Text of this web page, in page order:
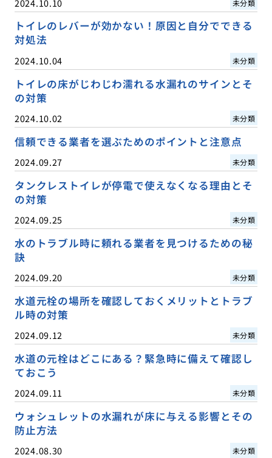
未分類
トイレのレバーが効かない！原因と自分でできる
対処法
2024.10.04 未分類
トイレの床がじわじわ濡れる水漏れのサインとそ
の対策
2024.10.02 未分類
信頼できる業者を選ぶためのポイントと注意点
2024.09.27 未分類
タンクレストイレが停電で使えなくなる理由とそ
の対策
2024.09.25 未分類
水のトラブル時に頼れる業者を見つけるための秘
訣
2024.09.20 未分類
水道元栓の場所を確認しておくメリットとトラブ
ル時の対策
2024.09.12 未分類
水道の元栓はどこにある？緊急時に備えて確認し
ておこう
2024.09.11 未分類
ウォシュレットの水漏れが床に与える影響とその
防止方法
2024.08.30 未分類